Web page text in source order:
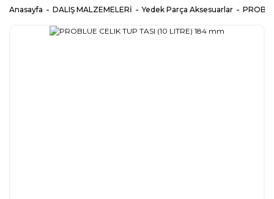
Anasayfa DALIŞ MALZEMELERİ Yedek Parça Aksesuarlar